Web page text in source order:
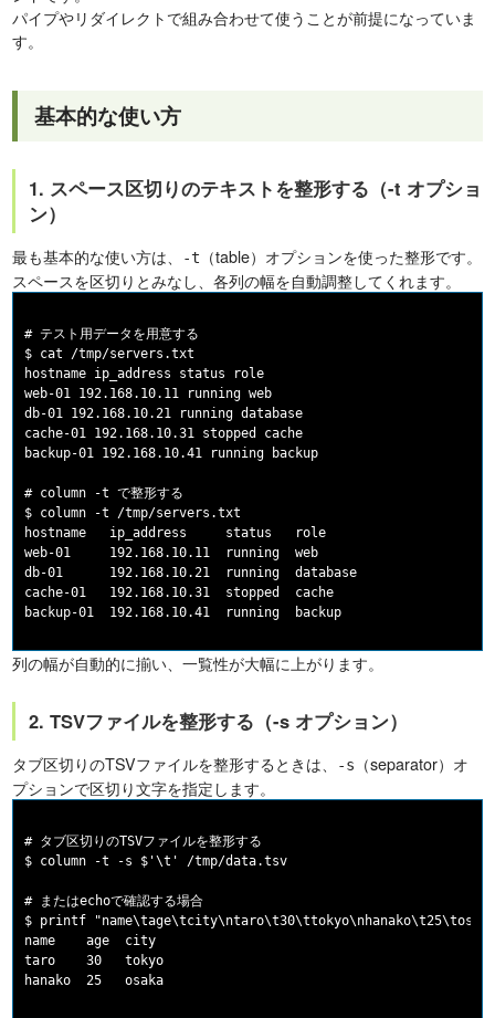
パイプやリダイレクトで組み合わせて使うことが前提になっていま
す。
基本的な使い方
1. スペース区切りのテキストを整形する（-t オプショ
ン）
最も基本的な使い方は、 -t
（table）オプションを使った整形です。
スペースを区切りとみなし、各列の幅を自動調整してくれます。
# テスト用データを用意する
$ cat /tmp/servers.txt
hostname ip_address status role
web-01 192.168.10.11 running web
db-01 192.168.10.21 running database
cache-01 192.168.10.31 stopped cache
backup-01 192.168.10.41 running backup
# column -t で整形する
$ column -t /tmp/servers.txt
hostname   ip_address     status   role
web-01     192.168.10.11  running  web
db-01      192.168.10.21  running  database
cache-01   192.168.10.31  stopped  cache
列の幅が自動的に揃い、一覧性が大幅に上がります。
2. TSVファイルを整形する（-s オプション）
タブ区切りのTSVファイルを整形するときは、 -s
（separator）オ
プションで区切り文字を指定します。
# タブ区切りのTSVファイルを整形する
$ column -t -s $'\t' /tmp/data.tsv
# またはechoで確認する場合
$ printf
name    age  city
taro    30   tokyo